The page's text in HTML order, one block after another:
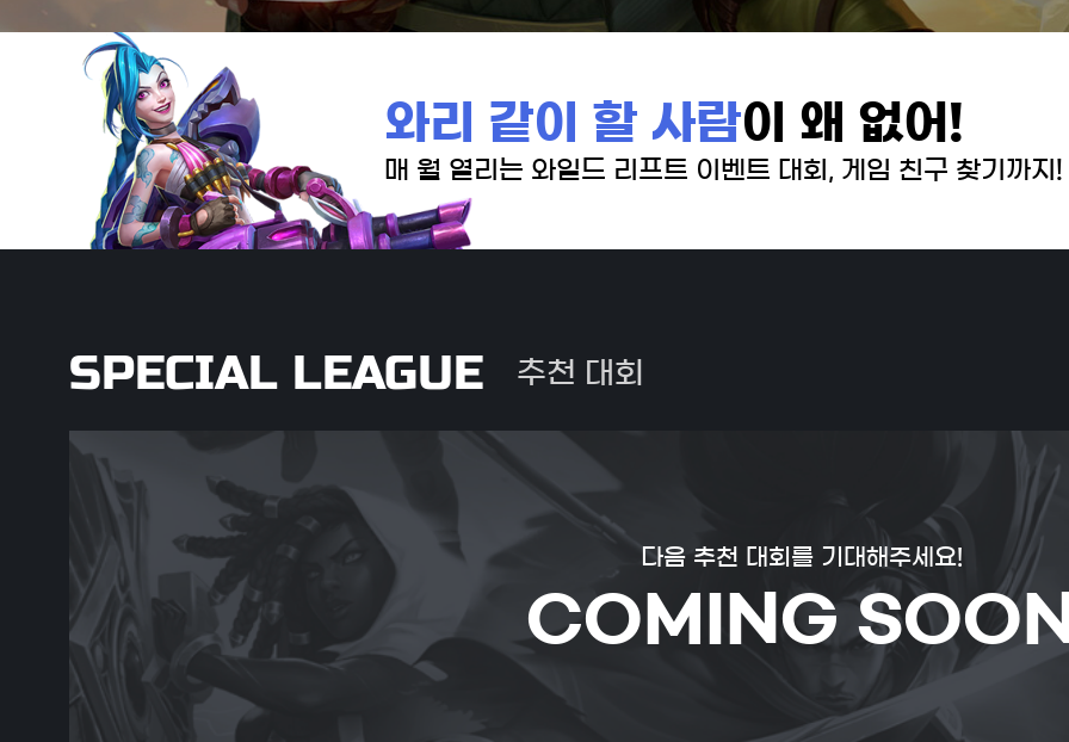
와리 같이 할 사람이 왜 없어!
매 월 열리는 와일드 리프트 이벤트 대회, 게임 친구 찾기까지!
SPECIAL LEAGUE 추천 대회
다음 추천 대회를 기대해주세요!
COMING